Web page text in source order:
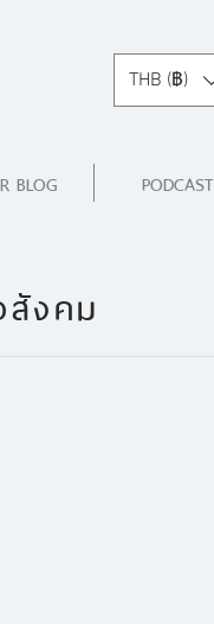
THB (฿)
BLOG PODCAST
งคม